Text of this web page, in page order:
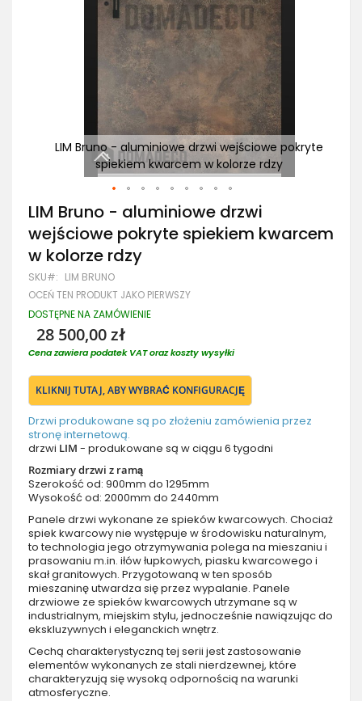
LIM Bruno - aluminiowe drzwi wejściowe pokryte
spiekiem kwarcem w kolorze rdzy
Przejdź
na
początek
galerii
LIM Bruno - aluminiowe drzwi
wejściowe pokryte spiekiem kwarcem
w kolorze rdzy
SKU LIM BRUNO
OCEŃ TEN PRODUKT JAKO PIERWSZY
DOSTĘPNE NA ZAMÓWIENIE
28 500,00 zł
Cena zawiera podatek VAT oraz koszty wysyłki
KLIKNIJ TUTAJ, ABY WYBRAĆ KONFIGURACJĘ
Drzwi produkowane są po złożeniu zamówienia przez
stronę internetową.
drzwi LIM - produkowane są w ciągu 6 tygodni
Rozmiary drzwi z ramą
Szerokość od: 900mm do 1295mm
Wysokość od: 2000mm do 2440mm
Panele drzwi wykonane ze spieków kwarcowych. Chociaż
spiek kwarcowy nie występuje w środowisku naturalnym,
to technologia jego otrzymywania polega na mieszaniu i
prasowaniu m.in. iłów łupkowych, piasku kwarcowego i
skał granitowych. Przygotowaną w ten sposób
mieszaninę utwardza ​​się przez wypalanie. Panele
drzwiowe ze spieków kwarcowych utrzymane są w
industrialnym, miejskim stylu, jednocześnie nawiązując do
ekskluzywnych i eleganckich wnętrz.
Cechą charakterystyczną tej serii jest zastosowanie
elementów wykonanych ze stali nierdzewnej, które
charakteryzują się wysoką odpornością na warunki
atmosferyczne.